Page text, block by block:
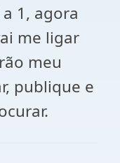
1, agora
me ligar
meu
publique e